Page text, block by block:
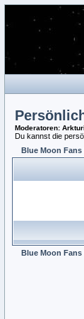
Moderatoren:
Du kannst die
Blue Moon
Blue Moon